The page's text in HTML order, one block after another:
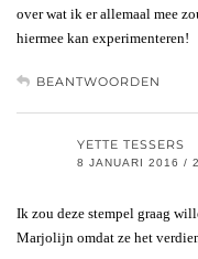
over wat ik er allemaal mee
hiermee kan experimenteren!
BEANTWOORDEN
YETTE TESSERS
8 JANUARI 2016 /
Ik zou deze stempel graag
Marjolijn omdat ze het